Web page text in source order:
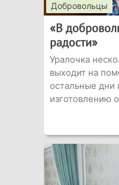
Добровольцы
«В
радости»
Уралочка
выходит на
остальные дни
изготовлению